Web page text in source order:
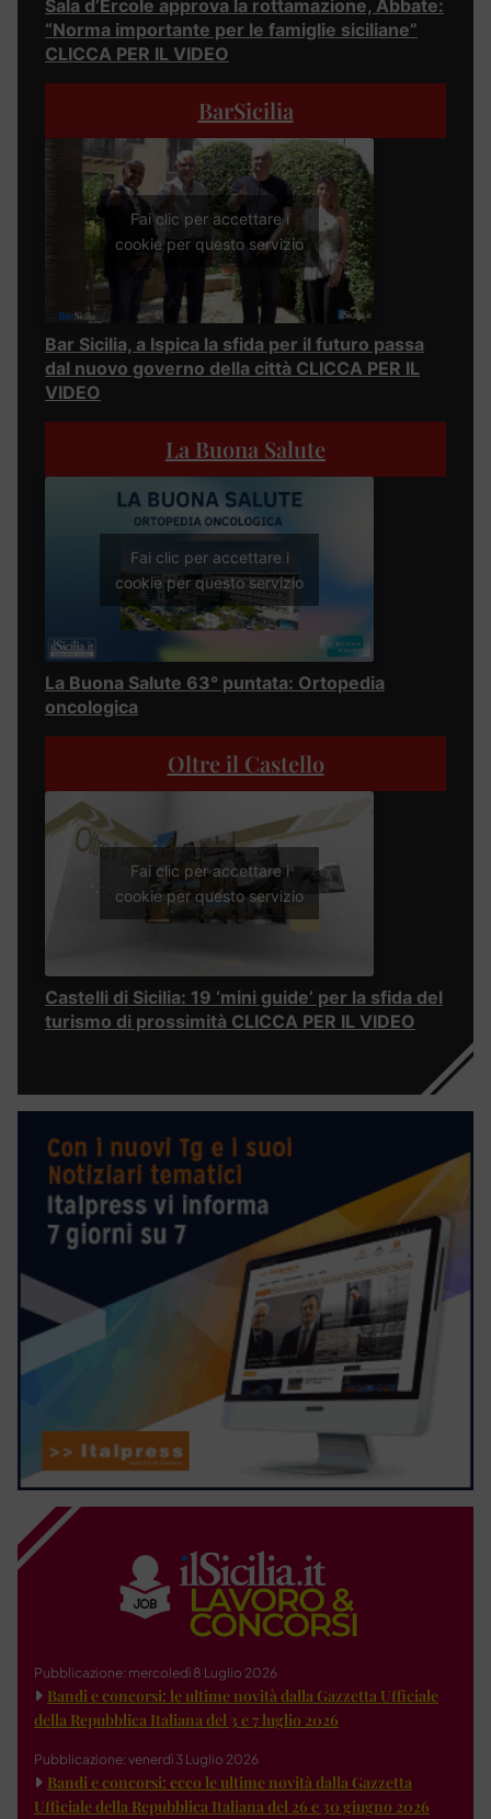
Sala d’Ercole approva la rottamazione, Abbate:
“Norma importante per le famiglie siciliane”
CLICCA PER IL VIDEO
BarSicilia
Fai clic per accettare i
cookie per questo servizio
Bar Sicilia, a Ispica la sfida per il futuro passa
dal nuovo governo della città CLICCA PER IL
VIDEO
La Buona Salute
Fai clic per accettare i
cookie per questo servizio
La Buona Salute 63° puntata: Ortopedia
oncologica
Oltre il Castello
Fai clic per accettare i
cookie per questo servizio
Castelli di Sicilia: 19 ‘mini guide’ per la sfida del
turismo di prossimità CLICCA PER IL VIDEO
Pubblicazione: mercoledì 8 Luglio 2026
Bandi e concorsi: le ultime novità dalla Gazzetta Ufficiale
della Repubblica Italiana del 3 e 7 luglio 2026
Pubblicazione: venerdì 3 Luglio 2026
Bandi e concorsi: ecco le ultime novità dalla Gazzetta
Ufficiale della Repubblica Italiana del 26 e 30 giugno 2026